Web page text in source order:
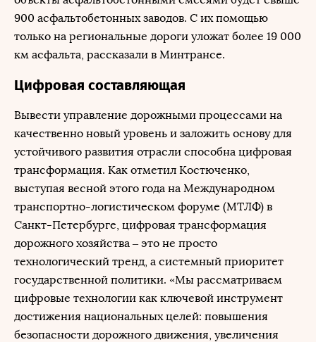
900 асфальтобетонных заводов. С их помощью
только на региональные дороги уложат более 19 000
км асфальта, рассказали в Минтрансе.
Цифровая составляющая
Вывести управление дорожными процессами на
качественно новый уровень и заложить основу для
устойчивого развития отрасли способна цифровая
трансформация. Как отметил Костюченко,
выступая весной этого года на Международном
транспортно-логистическом форуме (МТЛФ) в
Санкт-Петербурге, цифровая трансформация
дорожного хозяйства – это не просто
технологический тренд, а системный приоритет
государственной политики. «Мы рассматриваем
цифровые технологии как ключевой инструмент
достижения национальных целей: повышения
безопасности дорожного движения, увеличения